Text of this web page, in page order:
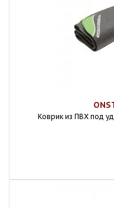
Коврик из ПВХ под